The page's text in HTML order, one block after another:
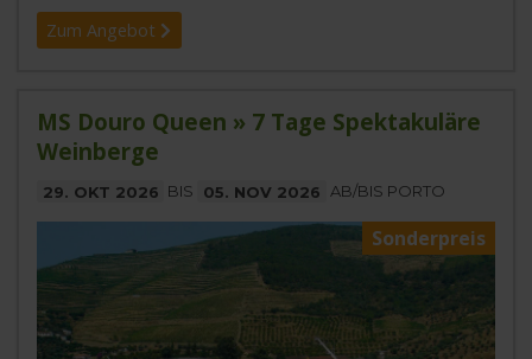
Zum Angebot
MS Douro Queen » 7 Tage Spektakuläre
Weinberge
29. OKT 2026 BIS 05. NOV 2026 AB/BIS PORTO
Sonderpreis